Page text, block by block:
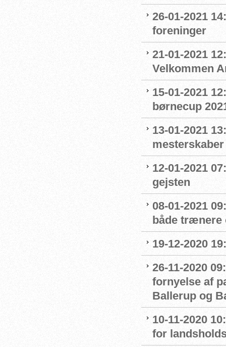
26-01-2021
foreninger
21-01-2021
Velkommen
15-01-2021
børnecup
13-01-2021
mesterskaber
12-01-2021
gejsten
08-01-2021
både
19-12-2020
26-11-2020
fornyelse af
Ballerup og
10-11-2020
for